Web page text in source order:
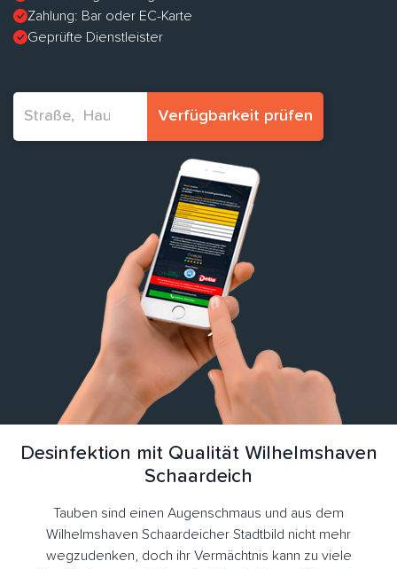
Zahlung: Bar oder EC-Karte
Geprüfte Dienstleister
Verfügbarkeit prüfen
Desinfektion mit Qualität Wilhelmshaven
Schaardeich
Tauben sind einen Augenschmaus und aus dem
Wilhelmshaven Schaardeicher Stadtbild nicht mehr
wegzudenken, doch ihr Vermächtnis kann zu viele